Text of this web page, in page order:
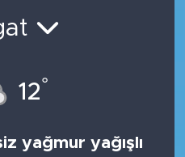
12°
yağmur yağışlı